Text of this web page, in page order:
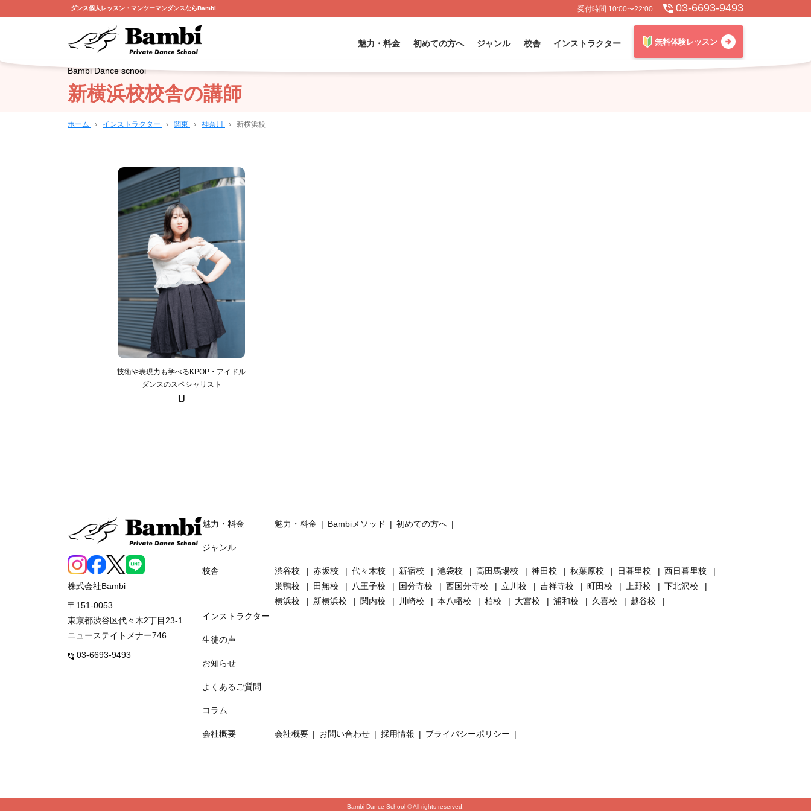
受付時間 10:00〜22:00 03-6693-9493
ダンス個人レッスン・マンツーマンダンスならBambi
魅力・料金 初めての方へ ジャンル 校舎 インストラクター 無料体験レッスン
Bambi Dance school
新横浜校校舎の講師
ホーム › インストラクター › 関東 › 神奈川 › 新横浜校
技術や表現力も学べるKPOP・アイドル
ダンスのスペシャリスト
U
株式会社Bambi
〒151-0053
東京都渋谷区代々木2丁目23-1
ニューステイトメナー746
03-6693-9493
魅力・料金 魅力・料金 Bambiメソッド 初めての方へ
ジャンル
校舎 渋谷校 赤坂校 代々木校 新宿校 池袋校 高田馬場校 神田校 秋葉原校 日暮里校
西日暮里校
巣鴨校
田無校 八王子校 国分寺校 西国分寺校 立川校 吉祥寺校 町田校 上野校
下北沢校
横浜校
新横浜校 関内校 川崎校 本八幡校 柏校 大宮校 浦和校 久喜校
越谷校
インストラクター
生徒の声
お知らせ
よくあるご質問
コラム
会社概要 会社概要 お問い合わせ 採用情報 プライバシーポリシー
Bambi Dance School © All rights reserved.